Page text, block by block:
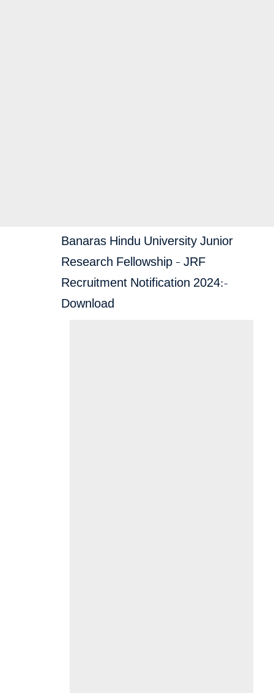
Banaras Hindu University Junior
Research Fellowship – JRF
Recruitment Notification 2024:-
Download